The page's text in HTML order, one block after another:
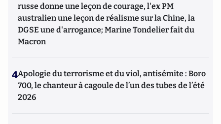
russe donne une leçon de courage, l'ex PM
australien une leçon de réalisme sur la Chine, la
DGSE une d'arrogance; Marine Tondelier fait du
Macron
4Apologie du terrorisme et du viol, antisémite : Boro
700, le chanteur à cagoule de l’un des tubes de l’été
2026